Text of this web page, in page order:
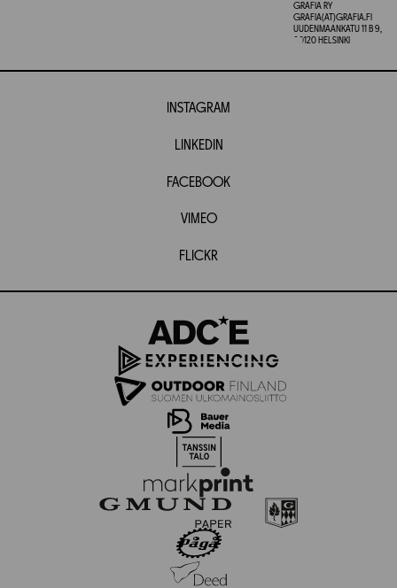
GRAFIA RY
GRAFIA(AT)GRAFIA.FI
UUDENMAANKATU 11 B 9,
00120 HELSINKI
INSTAGRAM
LINKEDIN
FACEBOOK
VIMEO
FLICKR